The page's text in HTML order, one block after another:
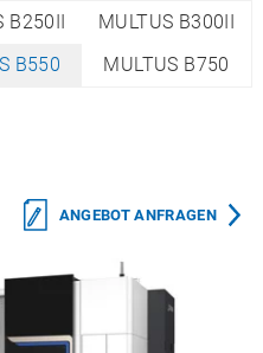
B250II
MULTUS B300II
B550 MULTUS B750
ANGEBOT ANFRAGEN